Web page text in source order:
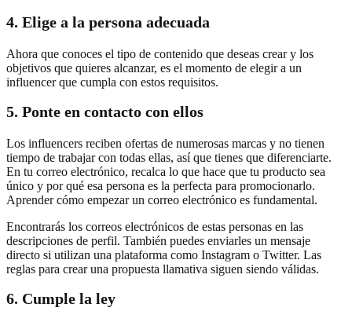
4. Elige a la persona adecuada
Ahora que conoces el tipo de contenido que deseas crear y los
objetivos que quieres alcanzar, es el momento de elegir a un
influencer que cumpla con estos requisitos.
5. Ponte en contacto con ellos
Los influencers reciben ofertas de numerosas marcas y no tienen
tiempo de trabajar con todas ellas, así que tienes que diferenciarte.
En tu correo electrónico, recalca lo que hace que tu producto sea
único y por qué esa persona es la perfecta para promocionarlo.
Aprender cómo empezar un correo electrónico es fundamental.
Encontrarás los correos electrónicos de estas personas en las
descripciones de perfil. También puedes enviarles un mensaje
directo si utilizan una plataforma como Instagram o Twitter. Las
reglas para crear una propuesta llamativa siguen siendo válidas.
6. Cumple la ley